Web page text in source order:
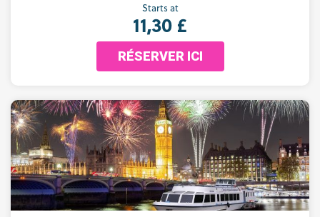
RÉSERVER ICI
Starts at
11,30 £